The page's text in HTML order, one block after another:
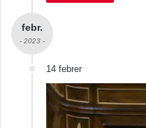
febr.
- 2023 -
14 febrer